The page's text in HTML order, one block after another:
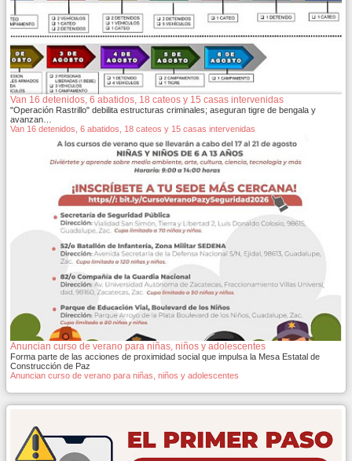
Van 16 detenidos, 6 abatidos, 18 cateos y 15 casas intervenidas
"Operación Rastrillo" debilita estructuras criminales; aseguran tigre de bengala y
avanzan…
Van 16 detenidos, 6 abatidos, 18 cateos y 15 casas intervenidas
Anuncian curso de verano para niñas, niños y adolescentes
Forma parte de las acciones de proximidad social que impulsa la Mesa Estatal de
Construcción de Paz
Anuncian curso de verano para niñas, niños y adolescentes